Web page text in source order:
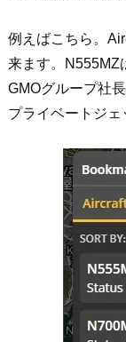
例えばこちら。
来ます。N555MZ
GMOグループ社
プライベートジ